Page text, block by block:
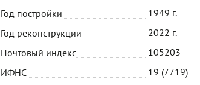
Год постройки
1949 г.
Год реконструкции
2022 г.
Почтовый индекс
105203
ИФНС
19 (7719)